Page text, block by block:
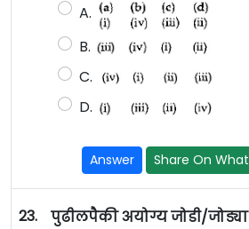
A.
B.
C.
D.
Answer Share On
23. पुढीलपैकी अयोग्य जोडी/जोड्या